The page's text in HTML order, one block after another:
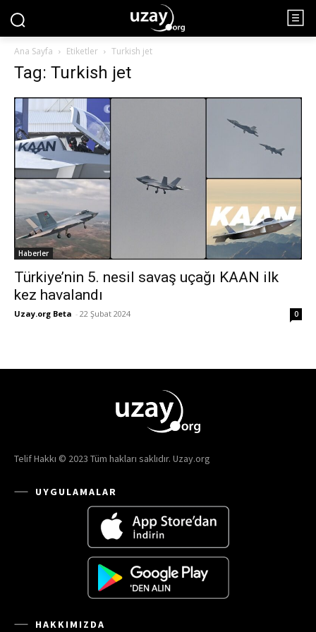
Ana Sayfa Etiketler Turkish jet
Tag: Turkish jet
Haberler
Türkiye’nin 5. nesil savaş uçağı KAAN ilk
kez havalandı
Uzay.org Beta - 22 Şubat 2024 0
Telif Hakkı © 2023 Tüm hakları saklıdır. Uzay.org
UYGULAMALAR
HAKKIMIZDA